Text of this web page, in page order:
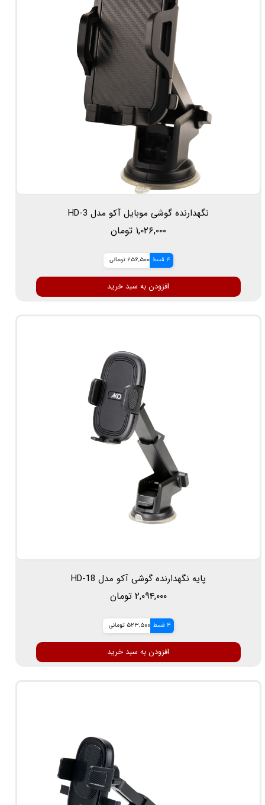
نگهدارنده گوشی موبایل آکو مدل HD-3
۱,۰۲۶,۰۰۰ تومان
4 قسط 256,500 تومانی
افزودن به سبد خرید
پایه نگهدارنده گوشی آکو مدل HD-18
۲,۰۹۴,۰۰۰ تومان
4 قسط 523,500 تومانی
افزودن به سبد خرید